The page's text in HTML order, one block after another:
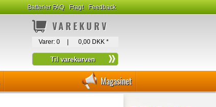
Batterier FAQ Fragt Feedback
VAREKURV
Varer: 0 0,00 DKK *
Magasinet